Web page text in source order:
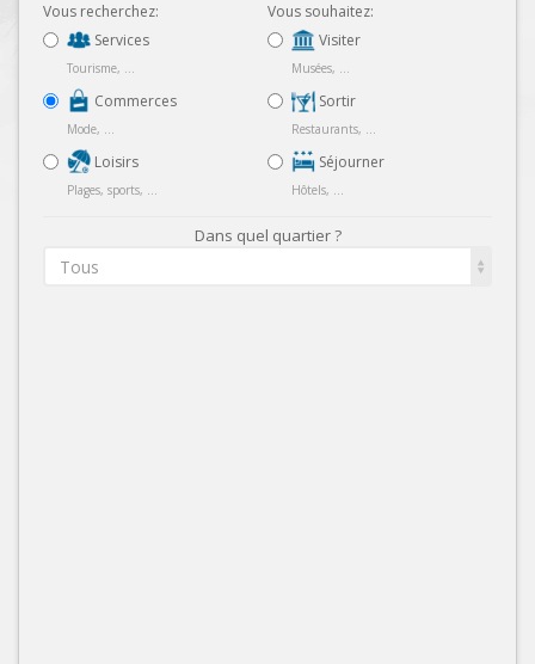
Vous recherchez:
Services
Tourisme, ...
Commerces
Mode, ...
Loisirs
Plages, sports, ...
Vous souhaitez:
Visiter
Musées, ...
Sortir
Restaurants, ...
Séjourner
Hôtels, ...
Dans quel quartier ?
Tous